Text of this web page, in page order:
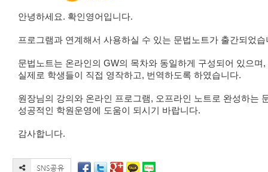
안녕하세요. 확인영어입니다.
프로그램과 연계해서 사용하실 수 있는 문법노트가 출간되었습
문법노트는 온라인의 GW의 목차와 동일하게 구성되어 있으며,
실제로 학생들이 직접 영작하고, 번역하도록 하였습니다.
원장님의 강의와 온라인 프로그램, 오프라인 노트로 완성하는
성공적인 학원운영에 도움이 되시기 바랍니다.
감사합니다.